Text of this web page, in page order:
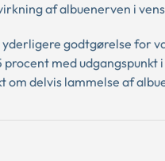
af albuenerven i
godtgørelse for
med udgangspunkt i
om delvis lammelse af